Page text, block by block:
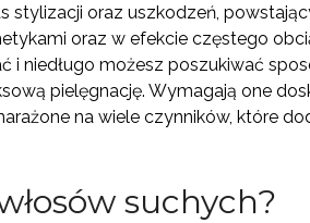
stylizacji oraz uszkodzeń,
oraz w efekcie częstego
i niedługo możesz poszukiwać
pielęgnację. Wymagają one
na wiele czynników, które
suchych?